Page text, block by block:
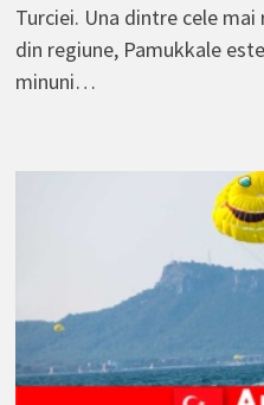
Turciei. Una dintre cele
din regiune, Pamukkale
minuni…